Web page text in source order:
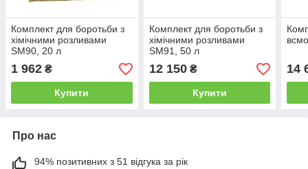
Комплект для боротьби з
хімічними розливами
SM90, 20 л
1 962 ₴
Купити
Комплект для боротьби з
хімічними розливами
SM91, 50 л
12 150₴
Купити
14
Про нас
94% позитивних з 51 відгука за рік